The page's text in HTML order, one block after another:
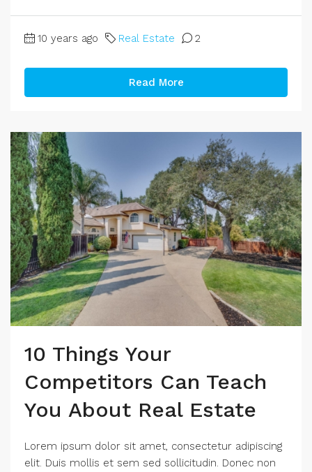
10 years ago Real Estate 2
Read More
10 Things Your
Competitors Can Teach
You About Real Estate
Lorem ipsum dolor sit amet, consectetur adipiscing
elit. Duis mollis et sem sed sollicitudin. Donec non